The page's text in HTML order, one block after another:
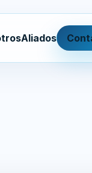
Aliados